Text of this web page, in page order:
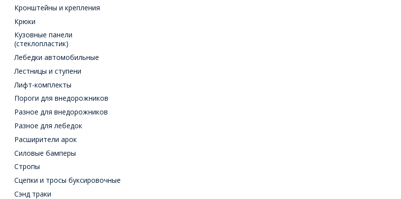
Кронштейны и крепления
Крюки
Кузовные панели
(стеклопластик)
Лебедки автомобильные
Лестницы и ступени
Лифт-комплекты
Пороги для внедорожников
Разное для внедорожников
Разное для лебедок
Расширители арок
Силовые бамперы
Стропы
Сцепки и тросы буксировочные
Сэнд траки